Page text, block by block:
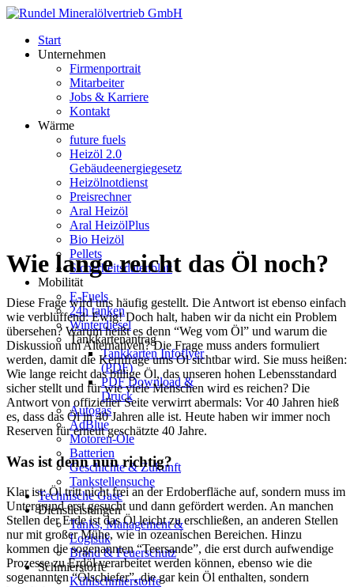
Start
Unternehmen
Firmenportrait
Mitarbeiter
Jobs & Karriere
Kontakt
Wärme
future fuels
Heizöl 2.0
Gebäudeenergiegesetz
Heizölnotdienst
Preisrechner
Aral Heizöl
Aral HeizölPlus
Bio Heizöl
Pellets
Sicherheitsdatenblatt
Mobilität
E-Fuels
24h tanken
Winterdiesel
Tankkartenantrag
Tankkarten Infoflyer
(PDF)
PDF Download &
Druck
Autogas
AdBlue
Motoren-Öle
Batterien
Geschichte & Zukunft
Tankstellensuche
Technische Gase
Dienstleistungen
Tanks, Management &
Logistik
Brand & Feuerschutz
Schmierstoffe
Kühlschmierstoffe
Wie lange reicht das Öl noch?
Diese Frage wird uns häufig gestellt. Die Antwort ist ebenso einfach
wie verblüffend: Ewig! Doch halt, haben wir da nicht ein Problem
übersehen? Warum heißt es denn “Weg vom Öl” und warum die
Diskussion um Alternativen? Die Frage muss anders formuliert
werden, damit die Kernfrage ums Öl sichtbar wird. Sie muss heißen:
Wie lange reicht das billige Öl, das unseren hohen Lebensstandard
sicher stellt und für wie viele Menschen wird es reichen? Die
Antwort von offizieller Seite verwirrt abermals: Vor 40 Jahren hieß
es, dass das Öl in 40 Jahren alle ist. Heute haben wir immer noch
Reserven für erneut geschätzte 40 Jahre.
Was ist denn nun richtig?
Klar ist: Öl tritt nicht frei an der Erdoberfläche auf, sondern muss im
Untergrund erst gesucht und dann gefördert werden. An manchen
Stellen der Erde ist das Öl leicht zu erschließen, an anderen Stellen
nur mit großer Mühe, wie in ozeanischen Bereichen. Hinzu
kommen die sogenannten “Teersande”, die erst durch aufwendige
Prozesse zu Erdöl verarbeitet werden können, ebenso wie die
sogenannten “Ölschiefer”, die gar kein Öl enthalten, sondern